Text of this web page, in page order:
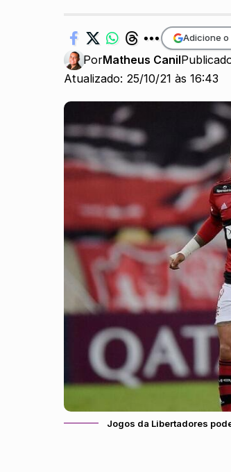
Atualizado: 25/10/21 às 16:43
PorMatheus Canil
Adicione o
Jogos da Libertadores